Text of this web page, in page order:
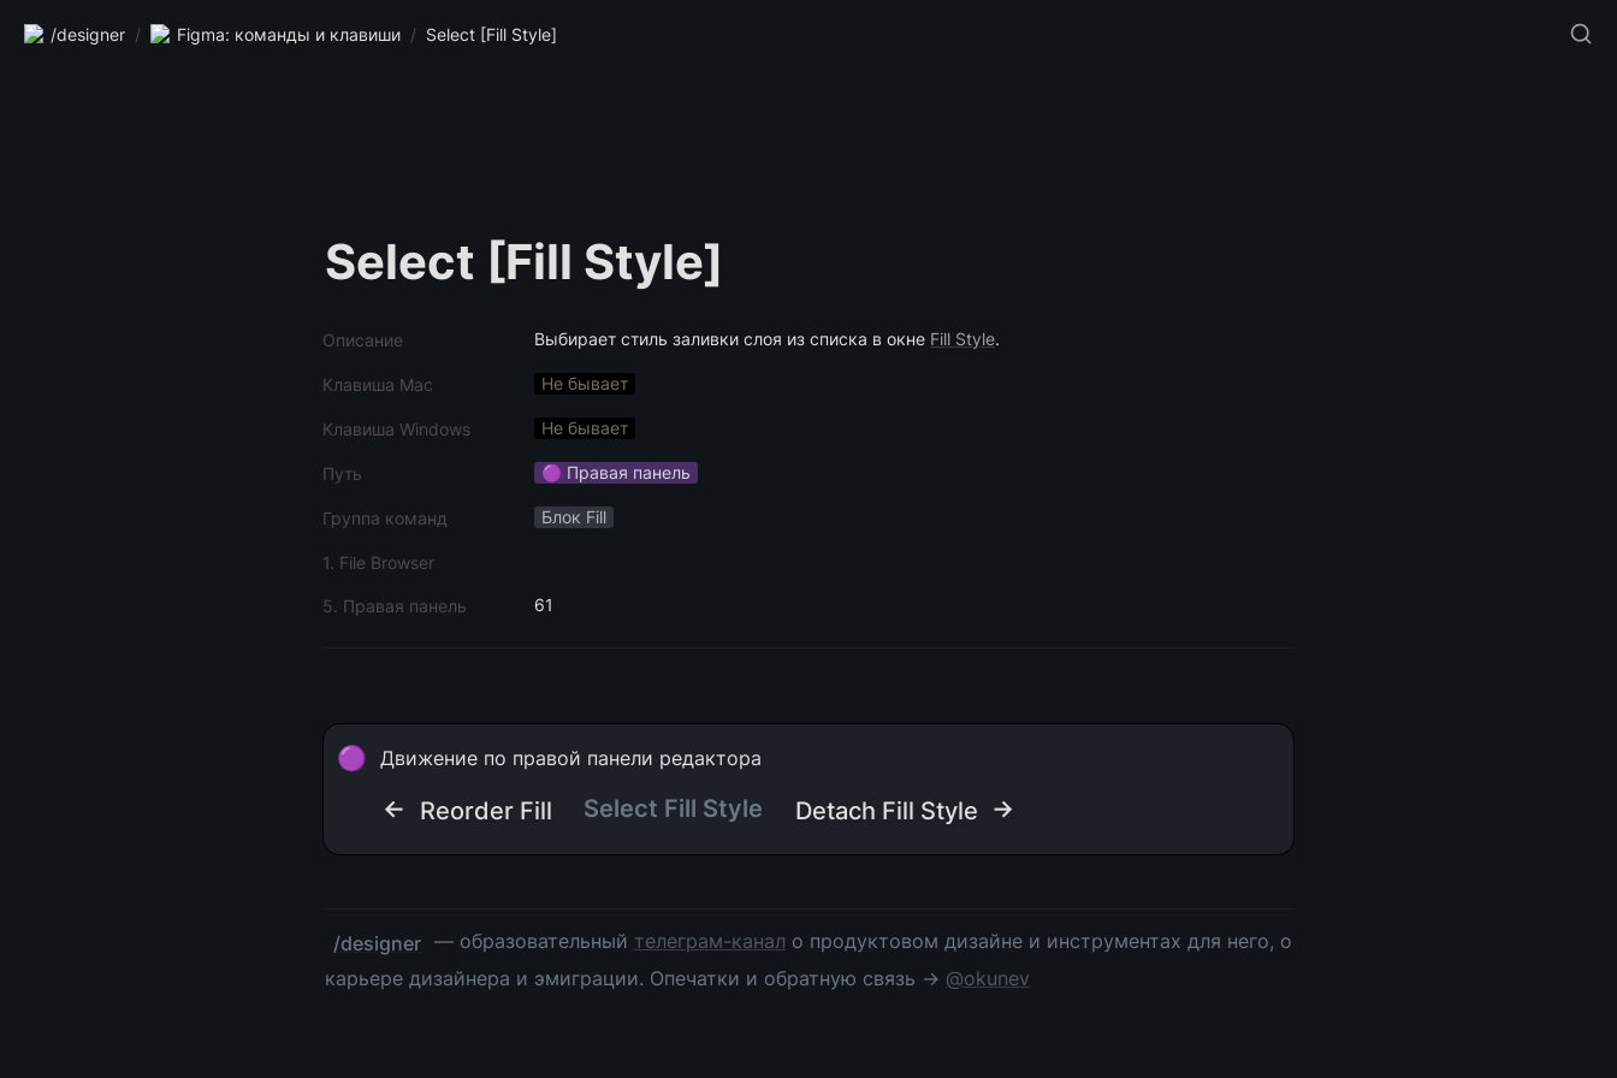
/designer / Figma: команды и клавиши / Select [Fill Style]
Select [Fill Style]
Описание Выбирает стиль заливки слоя из списка в окне Fill Style.
Клавиша Mac Не бывает
Клавиша Windows Не бывает
Путь 🟣 Правая панель
Группа команд Блок Fill
1. File Browser
5. Правая панель 61
🟣 Движение по правой панели редактора
← Reorder Fill Select Fill Style Detach Fill Style →
/designer — образовательный телеграм-канал о продуктовом дизайне и инструментах для него, о
карьере дизайнера и эмиграции. Опечатки и обратную связь → @okunev